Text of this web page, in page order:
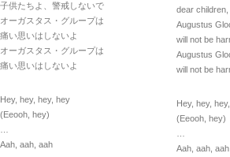
子供たちよ、警戒しないで
オーガスタス・グループは
痛い思いはしないよ
オーガスタス・グループは
痛い思いはしないよ
Hey, hey, hey, hey
(Eeooh, hey)
Aah, aah, aah
dear
Augustus
will not be
Augustus
will not be
Hey, hey,
(Eeooh, hey)
Aah, aah, aah